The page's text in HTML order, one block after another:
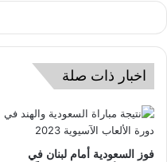
اخبار ذات صلة
فوز السعودية أمام لبنان في